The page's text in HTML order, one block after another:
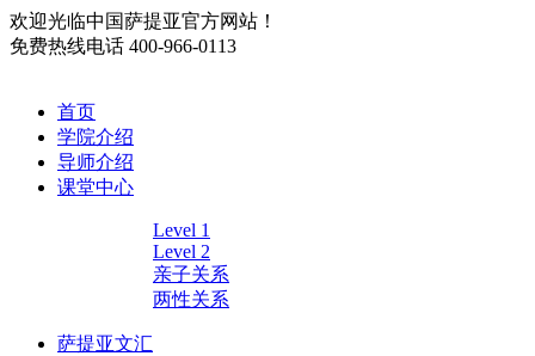
欢迎光临中国萨提亚官方网站！
免费热线电话 400-966-0113
首页
学院介绍
导师介绍
课堂中心
Level 1
Level 2
亲子关系
两性关系
萨提亚文汇